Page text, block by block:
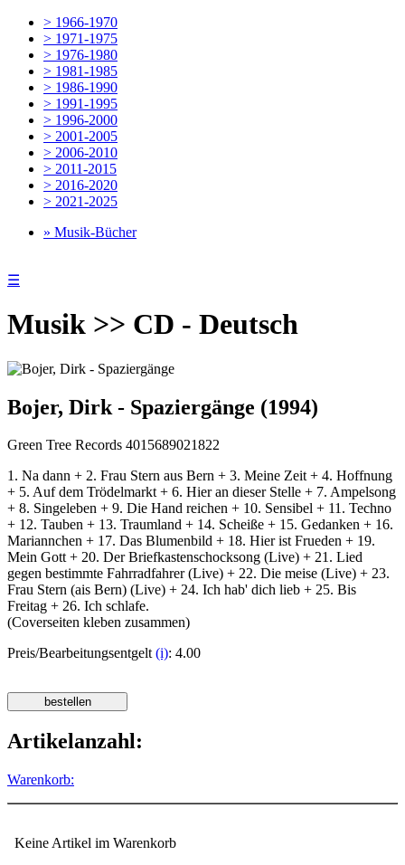
> 1966-1970
> 1971-1975
> 1976-1980
> 1981-1985
> 1986-1990
> 1991-1995
> 1996-2000
> 2001-2005
> 2006-2010
> 2011-2015
> 2016-2020
> 2021-2025
» Musik-Bücher
☰
Musik >> CD - Deutsch
Bojer, Dirk - Spaziergänge (1994)
Green Tree Records 4015689021822
1. Na dann + 2. Frau Stern aus Bern + 3. Meine Zeit + 4. Hoffnung
+ 5. Auf dem Trödelmarkt + 6. Hier an dieser Stelle + 7. Ampelsong
+ 8. Singeleben + 9. Die Hand reichen + 10. Sensibel + 11. Techno
+ 12. Tauben + 13. Traumland + 14. Scheiße + 15. Gedanken + 16.
Mariannchen + 17. Das Blumenbild + 18. Hier ist Frueden + 19.
Mein Gott + 20. Der Briefkastenschocksong (Live) + 21. Lied
gegen bestimmte Fahrradfahrer (Live) + 22. Die meise (Live) + 23.
Frau Stern (ais Bern) (Live) + 24. Ich hab' dich lieb + 25. Bis
Freitag + 26. Ich schlafe.
(Coverseiten kleben zusammen)
Preis/Bearbeitungsentgelt(i): 4.00
Artikelanzahl:
Warenkorb:
Keine Artikel im Warenkorb